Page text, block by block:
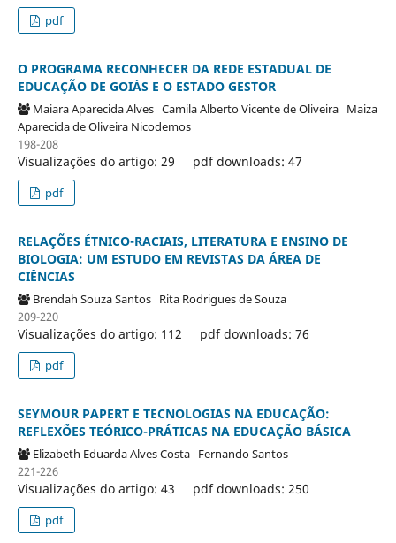
pdf
O PROGRAMA RECONHECER DA REDE ESTADUAL DE
EDUCAÇÃO DE GOIÁS E O ESTADO GESTOR
Maiara Aparecida Alves Camila Alberto Vicente de Oliveira Maiza
Aparecida de Oliveira Nicodemos
198-208
Visualizações do artigo: 29 pdf downloads: 47
pdf
RELAÇÕES ÉTNICO-RACIAIS, LITERATURA E ENSINO DE
BIOLOGIA: UM ESTUDO EM REVISTAS DA ÁREA DE
CIÊNCIAS
Brendah Souza Santos Rita Rodrigues de Souza
209-220
Visualizações do artigo: 112 pdf downloads: 76
pdf
SEYMOUR PAPERT E TECNOLOGIAS NA EDUCAÇÃO:
REFLEXÕES TEÓRICO-PRÁTICAS NA EDUCAÇÃO BÁSICA
Elizabeth Eduarda Alves Costa Fernando Santos
221-226
Visualizações do artigo: 43 pdf downloads: 250
pdf